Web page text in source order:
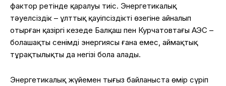
фактор ретінде қаралуы тиіс. Энергетикалық
тәуелсіздік – ұлттық қауіпсіздіктің өзегіне айналып
отырған қазіргі кезеңде Балқаш пен Курчатовтағы АЭС –
болашақтың сенімді энергиясы ғана емес, аймақтық
тұрақтылықтың да негізі бола алады.
Энергетикалық жүйемен тығыз байланыста өмір сүріп